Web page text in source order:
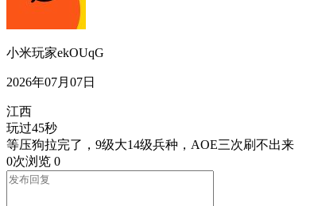
小米玩家ekOUqG
2026年07月07日
江西
玩过45秒
等压狗拉完了，9级大14级兵种，AOE三次刷不出来
0次浏览 0